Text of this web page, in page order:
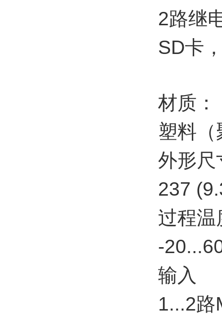
2路继
SD卡
材质：
塑料（
外形尺
237
过程温
-
输入
1...2路